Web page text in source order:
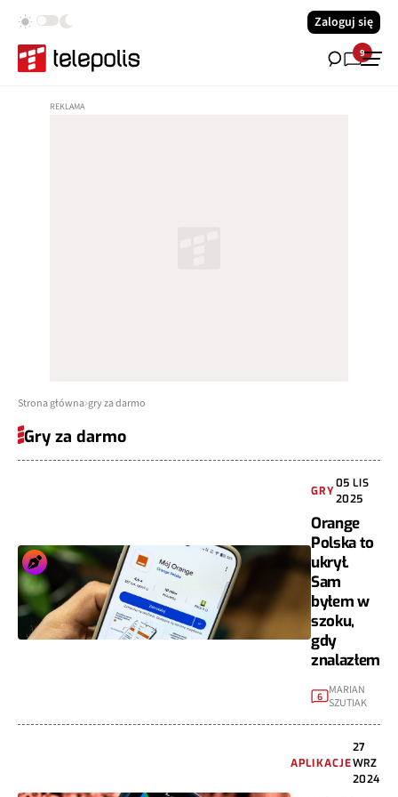
Zaloguj się
9
Strona główna gry za darmo
Gry za darmo
GRY
05 LIS
2025
Orange
Polska to
ukrył.
Sam
byłem w
szoku,
gdy
znalazłem
6
MARIAN
SZUTIAK
APLIKACJE
27
WRZ
2024